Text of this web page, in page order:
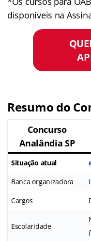
disponíveis na
Resumo do
Concurso
Analândia SP
Situação atual
Banca organizadora
Cargos
Escolaridade